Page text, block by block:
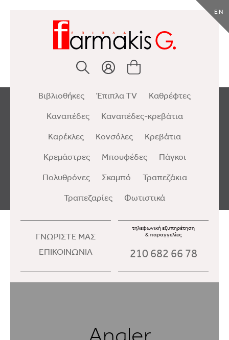
EN
Βιβλιοθήκες Έπιπλα TV
Καθρέφτες
Καναπέδες
Καναπέδες-κρεβάτια
Καρέκλες
Κονσόλες
Κρεβάτια
Κρεμάστρες
Μπουφέδες
Πάγκοι
Πολυθρόνες
Σκαμπό
Τραπεζάκια
Τραπεζαρίες
Φωτιστικά
ΓΝΩΡΙΣΤΕ ΜΑΣ
ΕΠΙΚΟΙΝΩΝΙΑ
τηλεφωνική εξυπηρέτηση
& παραγγελίες
210 682 66 78